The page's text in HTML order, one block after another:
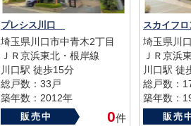
プレシス川口
埼玉県川口市中青木2丁目
ＪＲ京浜東北・根岸線
川口駅 徒歩15分
総戸数：33戸
築年数：2012年
販売中 0件
スカイフ
埼玉県川
ＪＲ京浜
川口駅 徒
総戸数：
築年数：
販売